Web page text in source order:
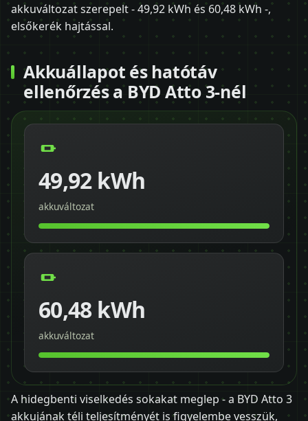
akkuváltozat szerepelt - 49,92 kWh és 60,48 kWh -,
elsőkerék hajtással.
Akkuállapot és hatótáv
ellenőrzés a BYD Atto 3-nél
49,92 kWh
akkuváltozat
60,48 kWh
akkuváltozat
A hidegbenti viselkedés sokakat meglep - a BYD Atto 3
akkujának téli teljesítményét is figyelembe vesszük,